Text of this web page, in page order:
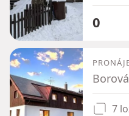
0
7